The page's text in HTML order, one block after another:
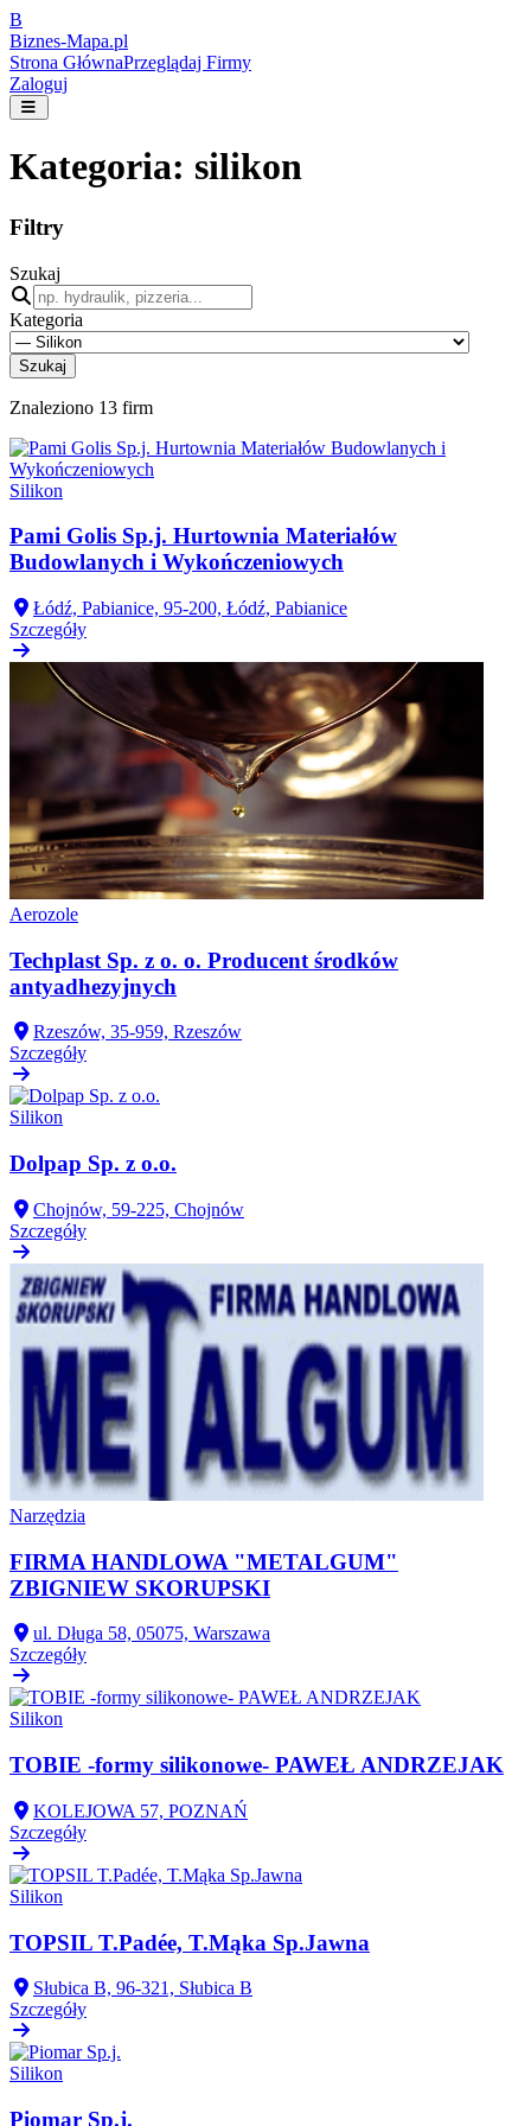
B
Biznes-Mapa.pl
Strona GłównaPrzeglądaj Firmy
Zaloguj
Kategoria: silikon
Filtry
Szukaj
Kategoria
Szukaj
Znaleziono 13 firm
Silikon
Pami Golis Sp.j. Hurtownia Materiałów
Budowlanych i Wykończeniowych
Łódź, Pabianice, 95-200, Łódź, Pabianice
Szczegóły
Aerozole
Techplast Sp. z o. o. Producent środków
antyadhezyjnych
Rzeszów, 35-959, Rzeszów
Szczegóły
Silikon
Dolpap Sp. z o.o.
Chojnów, 59-225, Chojnów
Szczegóły
Narzędzia
FIRMA HANDLOWA "METALGUM"
ZBIGNIEW SKORUPSKI
ul. Długa 58, 05075, Warszawa
Szczegóły
Silikon
TOBIE -formy silikonowe- PAWEŁ ANDRZEJAK
KOLEJOWA 57, POZNAŃ
Szczegóły
Silikon
TOPSIL T.Padée, T.Mąka Sp.Jawna
Słubica B, 96-321, Słubica B
Szczegóły
Silikon
Piomar Sp.j.